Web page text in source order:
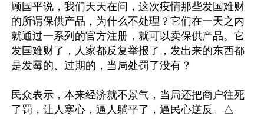
顾国平说，我们天天在问，这次疫情那些发国难财
的所谓保供产品，为什么不处理？它们在一天之内
就通过一系列的官方注册，就可以卖保供产品。它
发国难财了，人家都反复举报了，发出来的东西都
是发霉的、过期的，当局处罚了没有？
民众表示，本来经济就不景气，当局还把商户往死